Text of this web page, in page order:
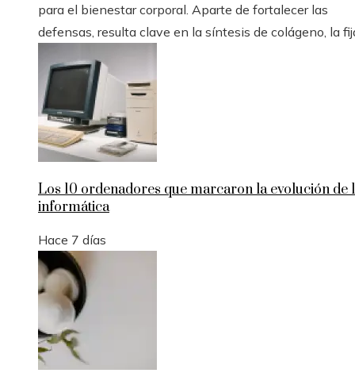
para el bienestar corporal. Aparte de fortalecer las
defensas, resulta clave en la síntesis de colágeno, la
Los 10 ordenadores que marcaron la evolución de
informática
Hace 7 días